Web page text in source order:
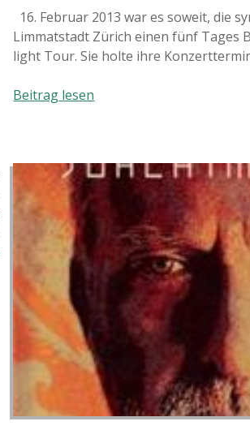
16. Februar 2013 war es soweit, die
Limmatstadt Zürich einen fünf Tages
light Tour. Sie holte ihre
Beitrag lesen
in
beautiful
light
Tour
2013!